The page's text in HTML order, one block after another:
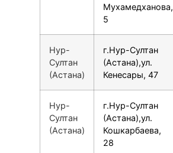
Мухамедханова,
5
Нур-
Султан
(Астана)
г.Нур-Султан
(Астана),ул.
Кенесары, 47
Нур-
Султан
(Астана)
г.Нур-Султан
(Астана),ул.
Кошкарбаева,
28